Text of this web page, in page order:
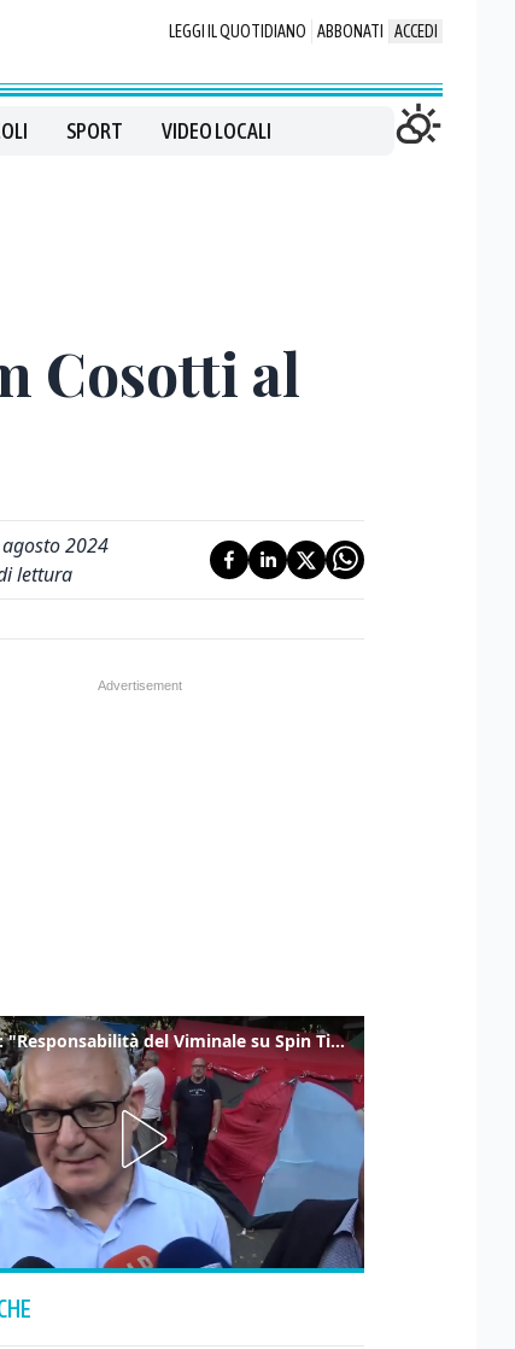
LEGGI IL QUOTIDIANO ABBONATI ACCEDI
SPORT VIDEO LOCALI
Cosotti al
2024
lettura
Gualtieri: "Responsabilità del Viminale su Spin Time? La posizione dei partiti è nota"